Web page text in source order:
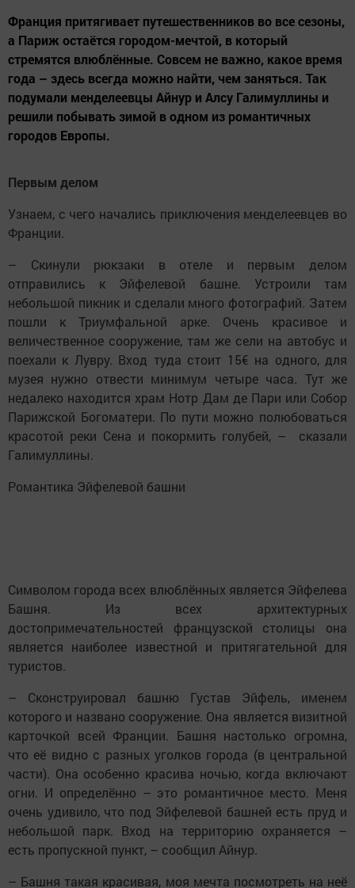
Франция притягивает путешественников во все сезоны,
а Париж остаётся городом-мечтой, в который
стремятся влюблённые. Совсем не важно, какое время
года – здесь всегда можно найти, чем заняться. Так
подумали менделеевцы Айнур и Алсу Галимуллины и
решили побывать зимой в одном из романтичных
городов Европы.
Первым делом
Узнаем, с чего начались приключения менделеевцев во
Франции.
– Скинули рюкзаки в отеле и первым делом
отправились к Эйфелевой башне. Устроили там
небольшой пикник и сделали много фотографий. Затем
пошли к Триумфальной арке. Очень красивое и
величественное сооружение, там же сели на автобус и
поехали к Лувру. Вход туда стоит 15€ на одного, для
музея нужно отвести минимум четыре часа. Тут же
недалеко находится храм Нотр Дам де Пари или Собор
Парижской Богоматери. По пути можно полюбоваться
красотой реки Сена и покормить голубей, – сказали
Галимуллины.
Романтика Эйфелевой башни
Символом города всех влюблённых является Эйфелева
Башня. Из всех архитектурных
достопримечательностей французской столицы она
является наиболее известной и притягательной для
туристов.
– Сконструировал башню Густав Эйфель, именем
которого и названо сооружение. Она является визитной
карточкой всей Франции. Башня настолько огромна,
что её видно с разных уголков города (в центральной
части). Она особенно красива ночью, когда включают
огни. И определённо – это романтичное место. Меня
очень удивило, что под Эйфелевой башней есть пруд и
небольшой парк. Вход на территорию охраняется –
есть пропускной пункт, – сообщил Айнур.
– Башня такая красивая, моя мечта посмотреть на неё